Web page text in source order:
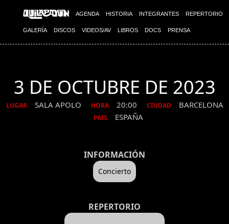
AGENDA HISTORIA INTEGRANTES REPERTORIO
GALERÍA DISCOS VIDEOS/AV LIBROS DOCS PRENSA
3 DE OCTUBRE DE 2023
LUGAR SALA APOLO HORA 20:00 CIUDAD BARCELONA
PAIS ESPAÑA
INFORMACIÓN
Concierto
REPERTORIO